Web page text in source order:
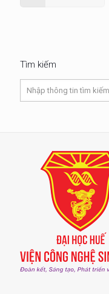
Tìm kiếm